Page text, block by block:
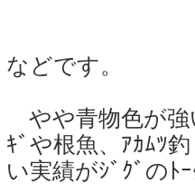
などです。
やや青物色が強
ｷﾞや根魚、ｱｶﾑﾂ
い実績がｼﾞｸﾞのﾄ